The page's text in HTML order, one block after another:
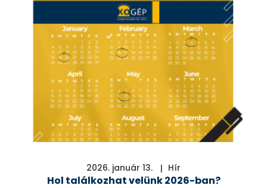
2026. január 13. Hír
Hol találkozhat velünk 2026-ban?